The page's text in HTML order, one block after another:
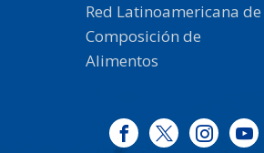
Red Latinoamericana de
Composición de
Alimentos